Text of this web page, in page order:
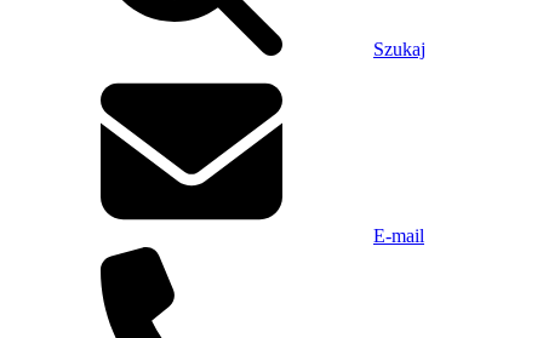
Szukaj
E-mail